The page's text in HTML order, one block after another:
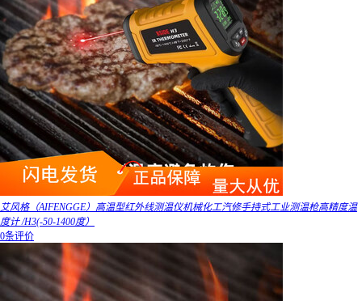
艾风格（AIFENGGE）高温型红外线测温仪机械化工汽修手持式工业测温枪高精度温
度计 /H3(-50-1400度）
0条评价